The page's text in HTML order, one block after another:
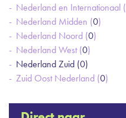
Nederland en Internationaal (
Nederland Midden (0)
Nederland Noord (0)
Nederland West (0)
Nederland Zuid (0)
Zuid Oost Nederland (0)